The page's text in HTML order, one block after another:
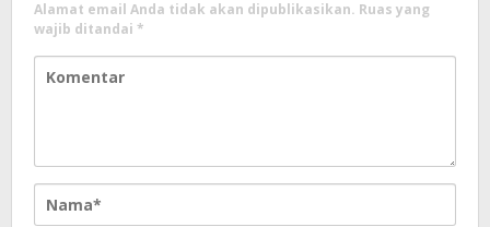
Alamat email Anda tidak akan dipublikasikan. Ruas yang
wajib ditandai *